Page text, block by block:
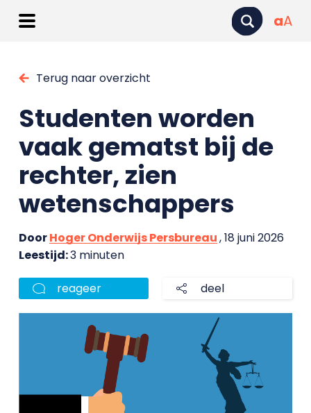
aA
Terug naar overzicht
Studenten worden
vaak gematst bij de
rechter, zien
wetenschappers
DoorHoger Onderwijs Persbureau, 18 juni 2026
Leestijd:3 minuten
reageer deel